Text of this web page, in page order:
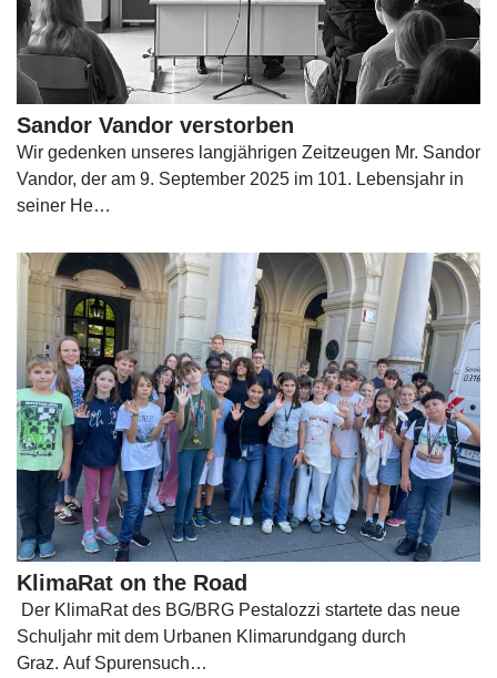
Sandor Vandor verstorben
Wir gedenken unseres langjährigen Zeitzeugen Mr. Sandor
Vandor, der am 9. September 2025 im 101. Lebensjahr in
seiner He…
KlimaRat on the Road
Der KlimaRat des BG/BRG Pestalozzi startete das neue
Schuljahr mit dem Urbanen Klimarundgang durch
Graz. Auf Spurensuch…